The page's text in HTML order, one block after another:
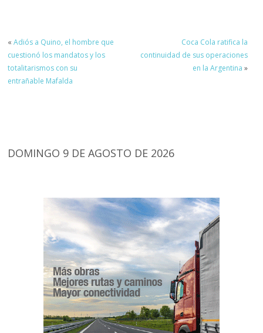
«Adiós a Quino, el hombre que
cuestionó los mandatos y los
totalitarismos con su
entrañable Mafalda
Coca Cola ratifica la
continuidad de sus operaciones
en la Argentina »
DOMINGO 9 DE AGOSTO DE 2026